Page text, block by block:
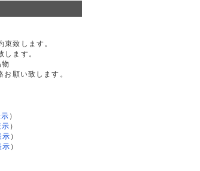
束致します。
します。
願い致します。
）
示 ）
示 ）
示 ）